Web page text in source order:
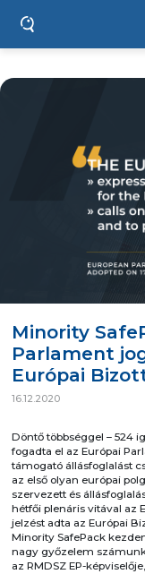
Minority
Parlament
Európai
16.12.2020
Döntő többséggel – 524
fogadta el az Európai
támogató állásfoglalást
az első olyan európai
szervezett és
hétfői plenáris vitával az
jelzést adta az Európai
Minority SafePack
nagy győzelem
az RMDSZ EP-